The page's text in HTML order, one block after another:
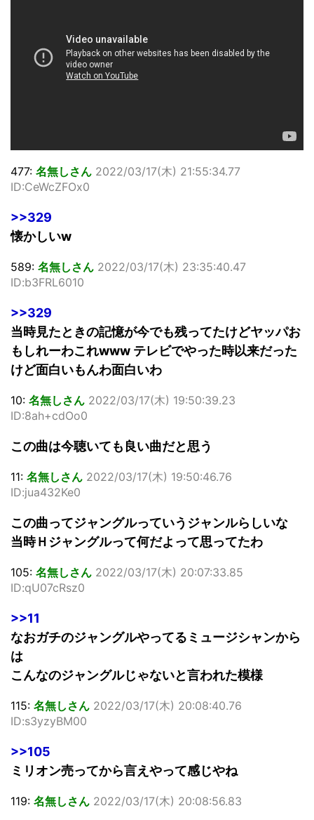
477: 名無しさん 2022/03/17(木) 21:55:34.77
ID:CeWcZFOx0
>>329
懐かしいw
589: 名無しさん 2022/03/17(木) 23:35:40.47
ID:b3FRL6010
>>329
当時見たときの記憶が今でも残ってたけどヤッパお
もしれーわこれwww テレビでやった時以来だった
けど面白いもんわ面白いわ
10: 名無しさん 2022/03/17(木) 19:50:39.23
ID:8ah+cdOo0
この曲は今聴いても良い曲だと思う
11: 名無しさん 2022/03/17(木) 19:50:46.76
ID:jua432Ke0
この曲ってジャングルっていうジャンルらしいな
当時Ｈジャングルって何だよって思ってたわ
105: 名無しさん 2022/03/17(木) 20:07:33.85
ID:qU07cRsz0
>>11
なおガチのジャングルやってるミュージシャンから
は
こんなのジャングルじゃないと言われた模様
115: 名無しさん 2022/03/17(木) 20:08:40.76
ID:s3yzyBM00
>>105
ミリオン売ってから言えやって感じやね
119: 名無しさん 2022/03/17(木) 20:08:56.83